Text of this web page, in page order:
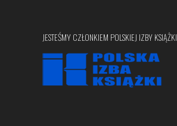
JESTEŚMY CZŁONKIEM POLSKIEJ IZBY KSIĄŻKI